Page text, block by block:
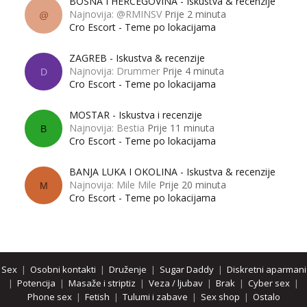
Tel: 064/677-677- Kod: #142
tel:0,93€ - mob:1,12€ min
Mira
Čekam tvoj poziv!
- Kod: #72
@
Najnovija: @RMINSV Prije 2 minuta
Cro Escort - Teme po lokacijama
D
ZAGREB - Iskustva & recenzije
Najnovija: Drummer Prije 4 minuta
Cro Escort - Teme po lokacijama
B
MOSTAR - Iskustva i recenzije
Najnovija: Bestia Prije 11 minuta
Cro Escort - Teme po lokacijama
M
BANJA LUKA I OKOLINA - Iskustva & recenzije
Najnovija: Mile Mile Prije 20 minuta
Cro Escort - Teme po lokacijama
Sex| Osobni kontakti | Druženje | Sugar Daddy| Diskretni aparmani
| Potencija | Masaže i striptiz | Veza / ljubav | Brak | Cyber sex |
Phone sex| Fetish | Tulumi i zabave | Sex shop | Ostalo